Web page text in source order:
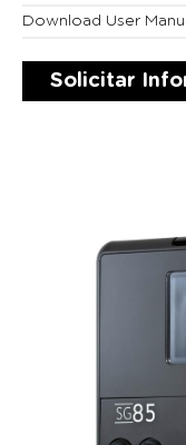
Download User
Solicitar